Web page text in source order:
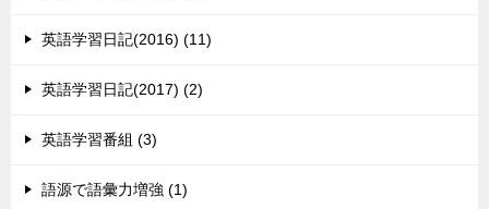
英語学習日記(2016) (11)
英語学習日記(2017) (2)
英語学習番組 (3)
語源で語彙力増強 (1)